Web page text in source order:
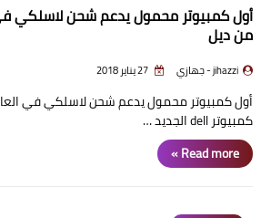
أول كمبيوتر محمول يدعم شحن لاسلكي في
من ديل
jihazzi - جهازي
أول كمبيوتر محمول يدعم شحن لاسلكي في
كمبيوتر dell الجديد …
Read more »